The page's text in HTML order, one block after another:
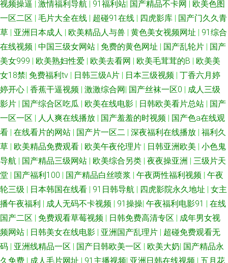
视频操逼 | 激情福利导航 | 91福利站| 国产精品不卡网 | 欧美色图
一区二区 | 毛片大全在线 | 超碰91在线 | 四虎影库 | 国产门久久青
草 | 亚洲日本成人 | 欧美精品人与兽 | 黄色美女视频网址 | 91综合
在线视频 | 中国三级女网站 | 免费的黄色网址 | 国产乱轮片 | 国产
美女999 | 欧美熟妇性爱 | 欧美去看网 | 欧美毛茸茸的B | 欧美美
女18禁| 免费福利tv | 日韩三级A片 | 日本三级视频 | 丁香六月婷
婷开心 | 香蕉干逼视频 | 激激综合网| 国产丝袜一区0 | 成人三级
影片 | 国产综合区吃瓜 | 欧美在线电影 | 日韩欧美看片总站 | 国产
一区一区 | 人人爽在线播放 | 国产羞羞的时视频 | 国产色a在线观
看 | 在线看片的网站 | 国产片一区二 | 深夜福利在线播放 | 福利久
草 | 欧美精品免费观看 | 欧美午夜伦理片 | 日韩亚洲欧美 | 小色鬼
导航 | 国产精品三级网站 | 欧美综合另类 | 夜夜操亚洲 | 三级片天
堂 | 国产福利100 | 国产精品白丝喷浆 | 午夜两性福利视频 | 午夜
轮三级 | 日本韩国在线看 | 91日韩导航 | 四虎影院永久地址 | 女主
播午夜福利 | 成人无码不卡视频 | 91操操| 午夜福利电影91 | 在线
国产二区 | 免费观看草莓视频 | 日韩免费高清专区 | 成年男女视
频网站 | 日韩美女在线电影 | 亚洲国产乱理片 | 超碰免费观看无
码 | 亚洲线精品一区 | 国产日韩欧美一区 | 欧美大奶| 国产精品永
久免费 | 成人毛片网址 | 91主播视频| 亚洲日韩在线视频 | 五月花